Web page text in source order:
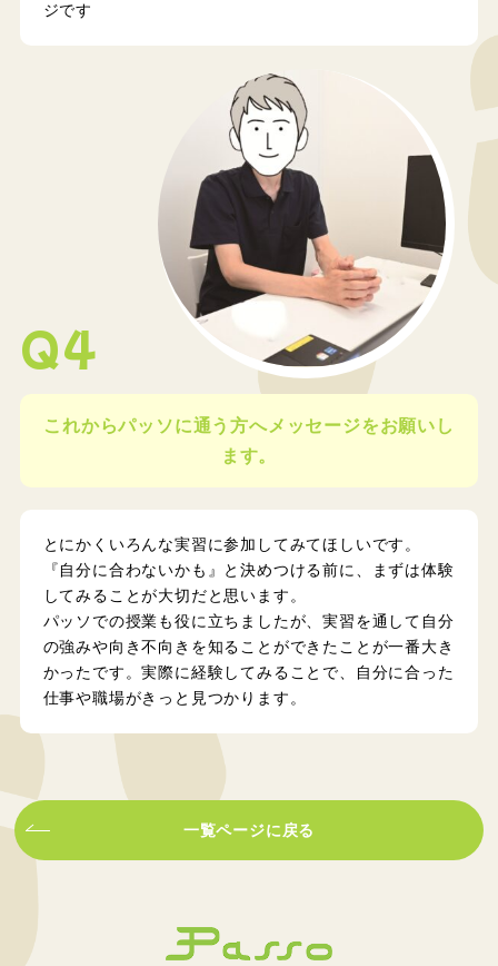
ジです
Q4
これからパッソに通う方へメッセージをお願いし
ます。
とにかくいろんな実習に参加してみてほしいです。
『自分に合わないかも』と決めつける前に、まずは体験
してみることが大切だと思います。
パッソでの授業も役に立ちましたが、実習を通して自分
の強みや向き不向きを知ることができたことが一番大き
かったです。実際に経験してみることで、自分に合った
仕事や職場がきっと見つかります。
一覧ページに戻る